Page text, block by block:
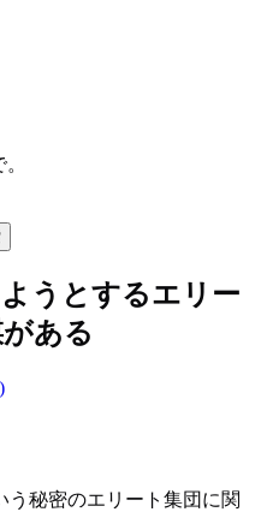
うとするエリー
ある
)
う秘密のエリート集団に関